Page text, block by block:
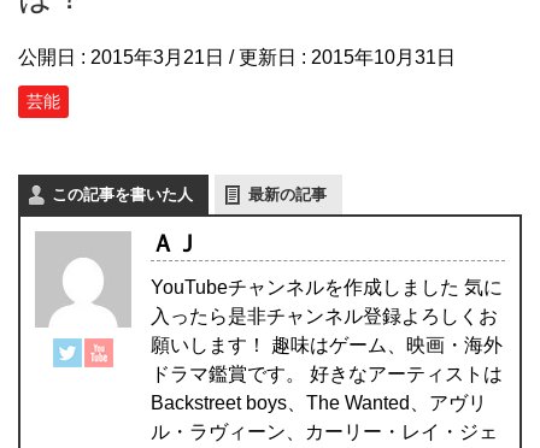
公開日 : 2015年3月21日 / 更新日 : 2015年10月31日
芸能
この記事を書いた人 最新の記事
ＡＪ
YouTubeチャンネルを作成しました 気に
入ったら是非チャンネル登録よろしくお
願いします！ 趣味はゲーム、映画・海外
ドラマ鑑賞です。 好きなアーティストは
Backstreet boys、The Wanted、アヴリ
ル・ラヴィーン、カーリー・レイ・ジェ